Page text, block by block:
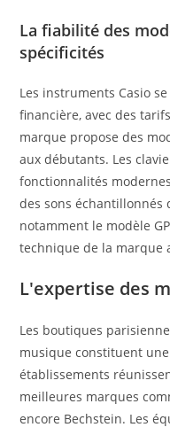
La fiabilité des
spécificités
Les instruments Casio
financière, avec des
marque propose des
aux débutants. Les
fonctionnalités
des sons échantillonnés
notamment le modèle
technique de la marque
L'expertise des
Les boutiques
musique constituent
établissements
meilleures marques
encore Bechstein. Les